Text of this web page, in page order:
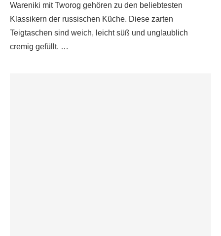
Wareniki mit Tworog gehören zu den beliebtesten
Klassikern der russischen Küche. Diese zarten
Teigtaschen sind weich, leicht süß und unglaublich
cremig gefüllt. …